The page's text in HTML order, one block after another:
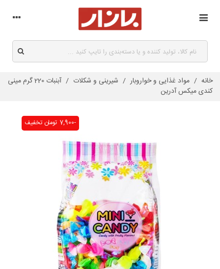
خانه / مواد غذایی و خواروبار / شیرینی و شکلات /
آبنبات 220 گرم مینی
کندی میکس آدرین
تخفیف -7,900 تومان